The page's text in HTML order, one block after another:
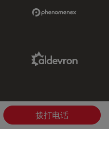
Link
拨打电话